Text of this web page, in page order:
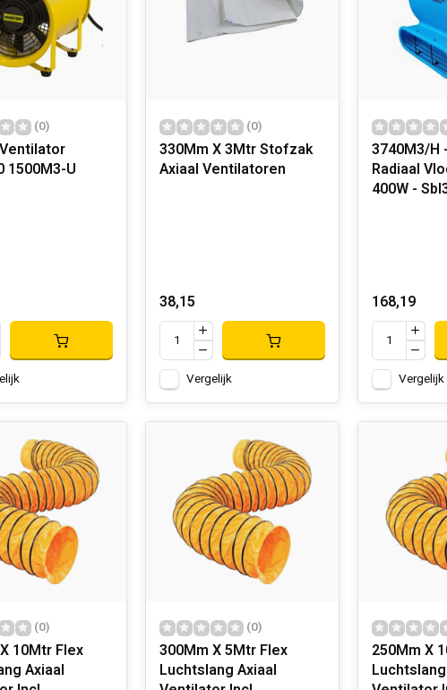
(0)
1500M3-U
(0)
330Mm X 3Mtr Stofzak
Axiaal Ventilatoren
38,15
Vergelijk
3740M3/H
Radiaal
400W -
168,19
Vergelijk
(0)
10Mtr Flex
Axiaal
(0)
300Mm X 5Mtr Flex
Luchtslang Axiaal
250Mm X